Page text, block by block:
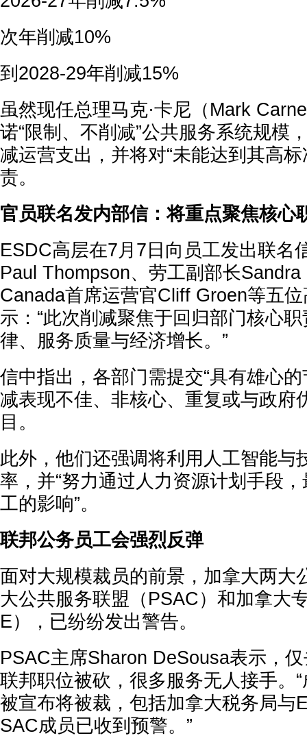
次年削减10%
到2028-29年削减15%
虽然现任总理马克·卡尼（Mark
诺“限制、不削减”公共服务系统规模
减运营支出，并将对“未能达到其高
责。
官员联名发内部信：将重点聚焦核心
ESDC高层在7月7日向员工发出联名
Paul Thompson、劳工副部长
Canada首席运营官Cliff Groen等五
示：“此次削减聚焦于回归部门核心
律、服务质量与经济增长。”
信中指出，各部门需提交“具有雄心
减表现不佳、非核心、重复或与政府
目。
此外，他们还强调将利用人工智能与
率，并“努力通过人力资源计划手段
工的影响”。
联邦公务员工会强烈反弹
面对大规模裁员的前景，加拿大两
大公共服务联盟（PSAC）和加拿大
E），已纷纷发出警告。
PSAC主席Sharon DeSousa表示，
联邦职位被砍，很多服务无人接手。
被宣布将被裁，包括加拿大税务局与
SAC成员已收到预警。”